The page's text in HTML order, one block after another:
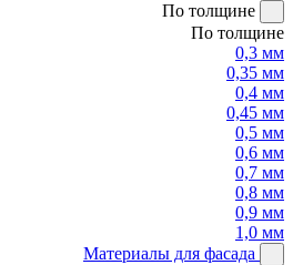
По толщине
По толщине
0,3 мм
0,35 мм
0,4 мм
0,45 мм
0,5 мм
0,6 мм
0,7 мм
0,8 мм
0,9 мм
1,0 мм
Материалы для фасада